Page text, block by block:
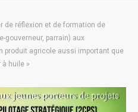
de réflexion et de formation de
gouverneur, parrain) aux
produit agricole aussi important que
à huile »